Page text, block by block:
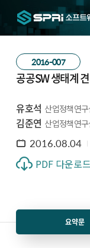
2016-007
공공SW 생태계
유호석 산업정책연
김준연 산업정책연
2016.08.04
PDF 다운로드
요약문